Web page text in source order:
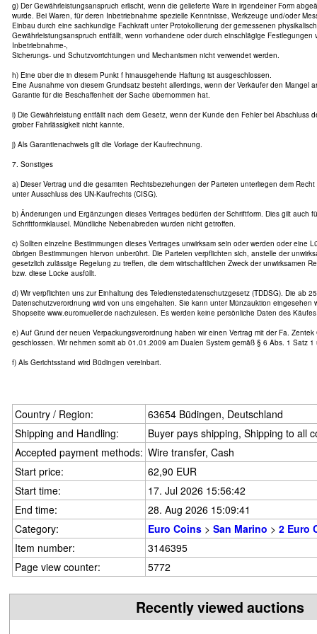
g) Der Gewährleistungsanspruch erlischt, wenn die gelieferte Ware in irgendeiner Form
wurde. Bei Waren, für deren Inbetriebnahme spezielle Kenntnisse, Werkzeuge und/oder
Einbau durch eine sachkundige Fachkraft unter Protokollierung der gemessenen
Gewährleistungsanspruch entfällt, wenn vorhandene oder durch einschlägige Festlegungen
Inbetriebnahme-,
Sicherungs- und Schutzvorrichtungen und Mechanismen nicht verwendet werden.
h) Eine über die in diesem Punkt f hinausgehende Haftung ist ausgeschlossen.
Eine Ausnahme von diesem Grundsatz besteht allerdings, wenn der Verkäufer den Mangel
Garantie für die Beschaffenheit der Sache übernommen hat.
i) Die Gewährleistung entfällt nach dem Gesetz, wenn der Kunde den Fehler bei Abschluss
grober Fahrlässigkeit nicht kannte.
j) Als Garantienachweis gilt die Vorlage der Kaufrechnung.
7. Sonstiges
a) Dieser Vertrag und die gesamten Rechtsbeziehungen der Parteien unterliegen dem
unter Ausschluss des UN-Kaufrechts (CISG).
b) Änderungen und Ergänzungen dieses Vertrages bedürfen der Schriftform. Dies gilt auch
Schriftformklausel. Mündliche Nebenabreden wurden nicht getroffen.
c) Sollten einzelne Bestimmungen dieses Vertrages unwirksam sein oder werden oder eine
übrigen Bestimmungen hiervon unberührt. Die Parteien verpflichten sich, anstelle der
gesetzlich zulässige Regelung zu treffen, die dem wirtschaftlichen Zweck der unwirksamen
bzw. diese Lücke ausfüllt.
d) Wir verpflichten uns zur Einhaltung des Teledienstedatenschutzgesetz (TDDSG). Die ab
Datenschutzverordnung wird von uns eingehalten. Sie kann unter Münzauktion eingesehen
Shopseite www.euromueller.de nachzulesen. Es werden keine persönliche Daten des
e) Auf Grund der neuen Verpackungsverordnung haben wir einen Vertrag mit der Fa. Zentek
geschlossen. Wir nehmen somit ab 01.01.2009 am Dualen System gemäß § 6 Abs. 1 Satz
f) Als Gerichtsstand wird Büdingen vereinbart.
Country / Region:
63654 Büdingen, Deutschland
Shipping and Handling:
Buyer pays shipping, Shipping to all
Accepted payment methods: Wire transfer, Cash
Start price:
62,90 EUR
Start time:
17. Jul 2026 15:56:42
End time:
28. Aug 2026 15:09:41
Category:
Euro Coins > San Marino > 2 Euro
Item number:
3146395
Page view counter:
5772
Recently viewed auctions